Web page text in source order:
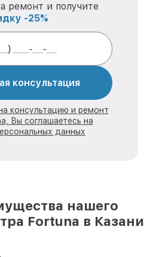
ремонт и получите
-25%
консультация
консультацию и ремонт
Вы соглашаетесь на
данных
нашего
Fortuna в Казани